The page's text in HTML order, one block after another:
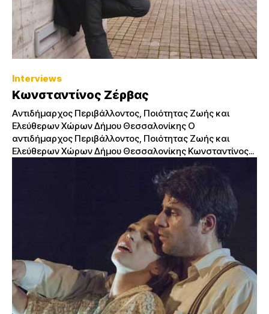
Interviews
Κωνσταντίνος Ζέρβας
Aντιδήμαρχος Περιβάλλοντος, Ποιότητας Ζωής και
Ελεύθερων Χώρων Δήμου Θεσσαλονίκης Ο
αντιδήμαρχος Περιβάλλοντος, Ποιότητας Ζωής και
Ελεύθερων Χώρων Δήμου Θεσσαλονίκης Κωνσταντίνος...